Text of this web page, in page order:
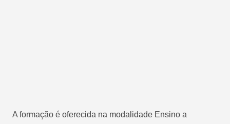
A formação é oferecida na modalidade Ensino a